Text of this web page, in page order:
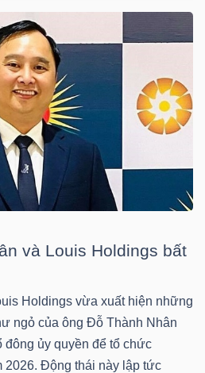
và Louis Holdings bất
Holdings vừa xuất hiện những
ngỏ của ông Đỗ Thành Nhân
đông ủy quyền để tổ chức
Động thái này lập tức